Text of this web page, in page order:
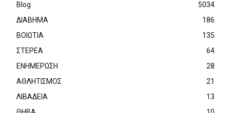
Blog
5034
ΔΙΑΒΗΜΑ
186
ΒΟΙΩΤΙΑ
135
ΣΤΕΡΕΑ
64
ΕΝΗΜΕΡΩΣΗ
28
ΑΘΛΗΤΙΣΜΟΣ
21
ΛΙΒΑΔΕΙΑ
13